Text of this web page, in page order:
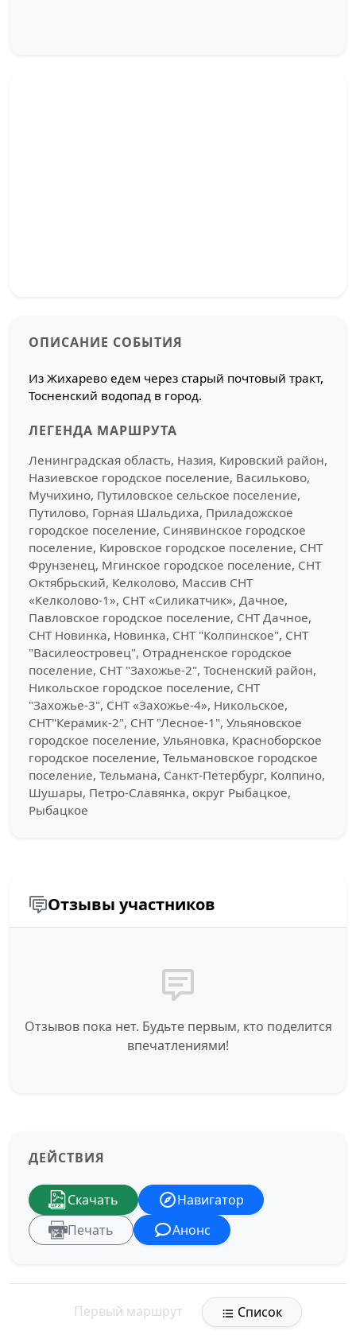
ОПИСАНИЕ СОБЫТИЯ
Из Жихарево едем через старый почтовый тракт,
Тосненский водопад в город.
ЛЕГЕНДА МАРШРУТА
Ленинградская область, Назия, Кировский район,
Назиевское городское поселение, Васильково,
Мучихино, Путиловское сельское поселение,
Путилово, Горная Шальдиха, Приладожское
городское поселение, Синявинское городское
поселение, Кировское городское поселение, СНТ
Фрунзенец, Мгинское городское поселение, СНТ
Октябрьский, Келколово, Массив СНТ
«Келколово-1», СНТ «Силикатчик», Дачное,
Павловское городское поселение, СНТ Дачное,
СНТ Новинка, Новинка, СНТ "Колпинское", СНТ
"Василеостровец", Отрадненское городское
поселение, СНТ "Захожье-2", Тосненский район,
Никольское городское поселение, СНТ
"Захожье-3", СНТ «Захожье-4», Никольское,
СНТ"Керамик-2", СНТ "Лесное-1", Ульяновское
городское поселение, Ульяновка, Красноборское
городское поселение, Тельмановское городское
поселение, Тельмана, Санкт-Петербург, Колпино,
Шушары, Петро-Славянка, округ Рыбацкое,
Рыбацкое
Отзывы участников
Отзывов пока нет. Будьте первым, кто поделится
впечатлениями!
ДЕЙСТВИЯ
Скачать
Навигатор
Печать
Анонс
Первый маршрут
Список